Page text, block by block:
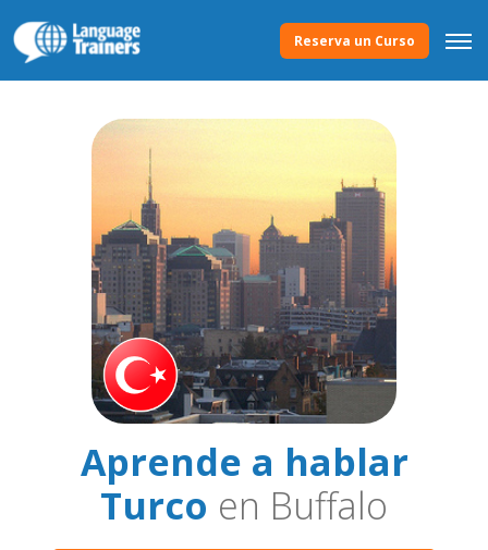
Reserva un Curso
Aprende a hablar
Turco en Buffalo